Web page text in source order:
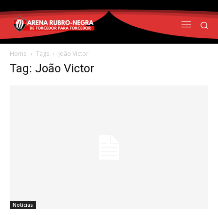
Home Tags João Victor
Tag: João Victor
Notícias